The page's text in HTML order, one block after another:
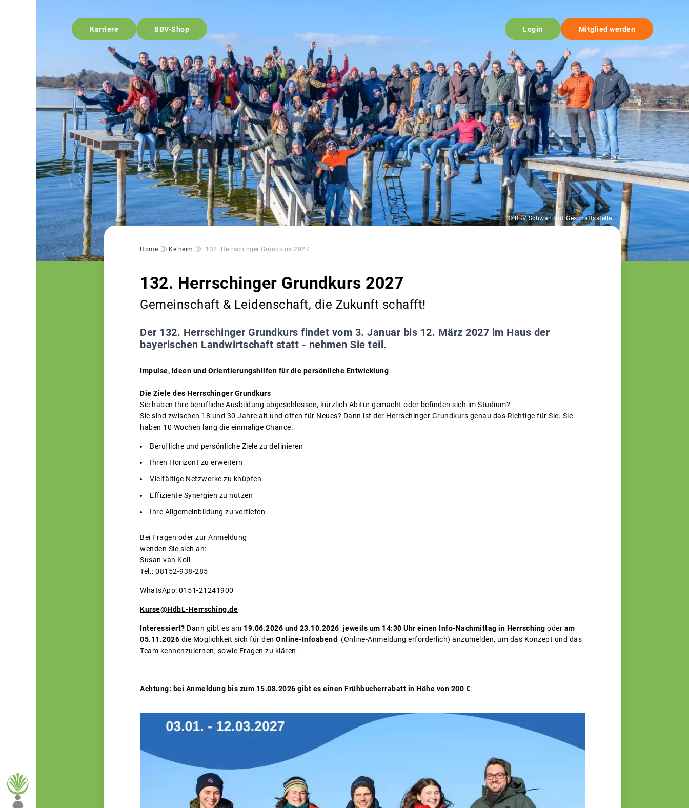
Karriere BBV-Shop Login Mitglied werden
© BBV Schwandorf Geschäftsstelle
Pfadnavigation
Home Kelheim 132. Herrschinger Grundkurs 2027
132. Herrschinger Grundkurs 2027
Gemeinschaft & Leidenschaft, die Zukunft schafft!
Der 132. Herrschinger Grundkurs findet vom 3. Januar bis 12. März 2027 im Haus der
bayerischen Landwirtschaft statt - nehmen Sie teil.
Impulse, Ideen und Orientierungshilfen für die persönliche Entwicklung
Die Ziele des Herrschinger Grundkurs
Sie haben Ihre berufliche Ausbildung abgeschlossen, kürzlich Abitur gemacht oder befinden sich im Studium?
Sie sind zwischen 18 und 30 Jahre alt und offen für Neues? Dann ist der Herrschinger Grundkurs genau das Richtige für Sie. Sie
haben 10 Wochen lang die einmalige Chance:
Berufliche und persönliche Ziele zu definieren
Ihren Horizont zu erweitern
Vielfältige Netzwerke zu knüpfen
Effiziente Synergien zu nutzen
Ihre Allgemeinbildung zu vertiefen
Bei Fragen oder zur Anmeldung
wenden Sie sich an:
Susan van Koll
Tel.: 08152-938-285
WhatsApp: 0151-21241900
Kurse@HdbL-Herrsching.de
Interessiert? Dann gibt es am 19.06.2026 und 23.10.2026 jeweils um 14:30 Uhr einen Info-Nachmittag in Herrsching oder am
05.11.2026 die Möglichkeit sich für den Online-Infoabend (Online-Anmeldung erforderlich) anzumelden, um das Konzept und das
Team kennenzulernen, sowie Fragen zu klären.
Achtung: bei Anmeldung bis zum 15.08.2026 gibt es einen Frühbucherrabatt in Höhe von 200 €